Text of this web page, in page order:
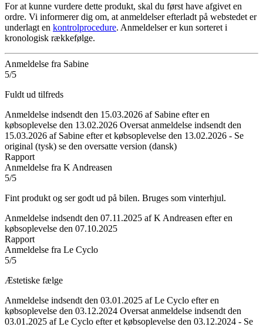
For at kunne vurdere dette produkt, skal du først have afgivet en
ordre. Vi informerer dig om, at anmeldelser efterladt på webstedet er
underlagt en kontrolprocedure. Anmeldelser er kun sorteret i
kronologisk rækkefølge.
Anmeldelse fra Sabine
5/5
Fuldt ud tilfreds
Anmeldelse indsendt den 15.03.2026 af Sabine efter en
købsoplevelse den 13.02.2026 Oversat anmeldelse indsendt den
15.03.2026 af Sabine efter et købsoplevelse den 13.02.2026 - Se
original (tysk) se den oversatte version (dansk)
Rapport
Anmeldelse fra K Andreasen
5/5
Fint produkt og ser godt ud på bilen. Bruges som vinterhjul.
Anmeldelse indsendt den 07.11.2025 af K Andreasen efter en
købsoplevelse den 07.10.2025
Rapport
Anmeldelse fra Le Cyclo
5/5
Æstetiske fælge
Anmeldelse indsendt den 03.01.2025 af Le Cyclo efter en
købsoplevelse den 03.12.2024 Oversat anmeldelse indsendt den
03.01.2025 af Le Cyclo efter et købsoplevelse den 03.12.2024 - Se